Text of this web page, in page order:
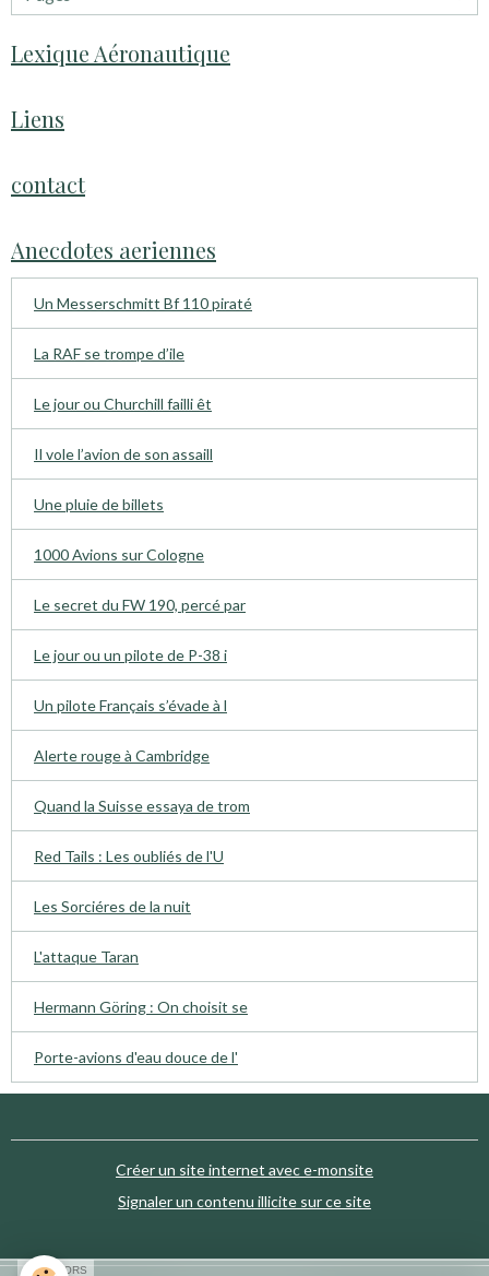
Lexique Aéronautique
Liens
contact
Anecdotes aeriennes
Un Messerschmitt Bf 110 piraté
La RAF se trompe d’ile
Le jour ou Churchill failli êt
Il vole l’avion de son assaill
Une pluie de billets
1000 Avions sur Cologne
Le secret du FW 190, percé par
Le jour ou un pilote de P-38 i
Un pilote Français s’évade à l
Alerte rouge à Cambridge
Quand la Suisse essaya de trom
Red Tails : Les oubliés de l'U
Les Sorciéres de la nuit
L'attaque Taran
Hermann Göring : On choisit se
Porte-avions d'eau douce de l'
Créer un site internet avec e-monsite
Signaler un contenu illicite sur ce site
SPONSORS